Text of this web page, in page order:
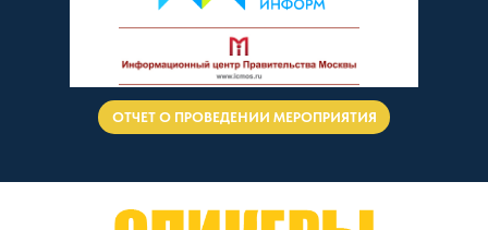
ОТЧЕТ О ПРОВЕДЕНИИ МЕРОПРИЯТИЯ